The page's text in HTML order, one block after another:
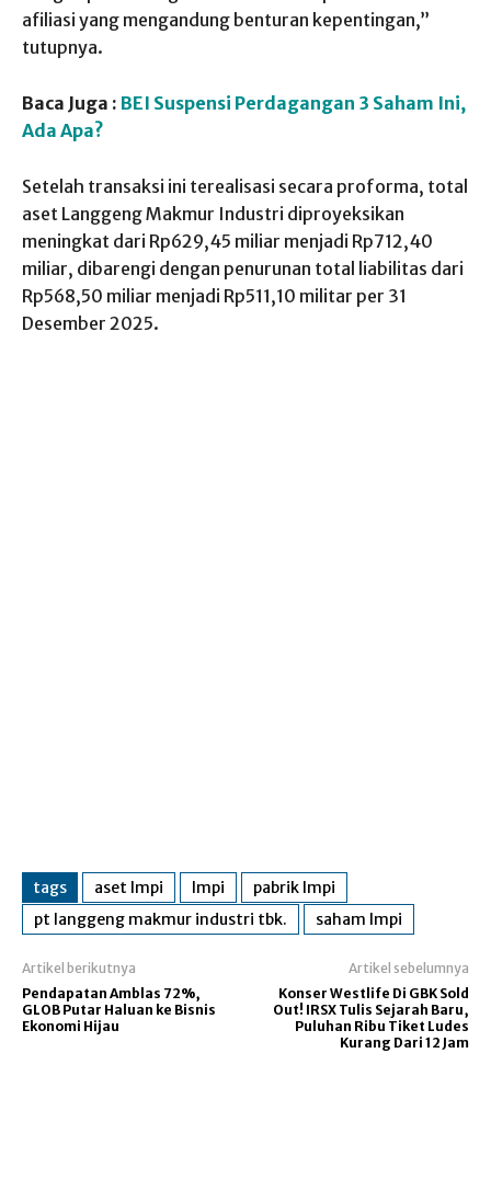
afiliasi yang mengandung benturan kepentingan,”
tutupnya.
Baca Juga : BEI Suspensi Perdagangan 3 Saham Ini,
Ada Apa?
Setelah transaksi ini terealisasi secara proforma, total
aset Langgeng Makmur Industri diproyeksikan
meningkat dari Rp629,45 miliar menjadi Rp712,40
miliar, dibarengi dengan penurunan total liabilitas dari
Rp568,50 miliar menjadi Rp511,10 militar per 31
Desember 2025.
tags aset lmpi lmpi
pabrik lmpi
pt langgeng makmur industri tbk.
saham lmpi
Artikel berikutnya
Pendapatan Amblas 72%,
GLOB Putar Haluan ke Bisnis
Ekonomi Hijau
Artikel sebelumnya
Konser Westlife Di GBK Sold
Out! IRSX Tulis Sejarah Baru,
Puluhan Ribu Tiket Ludes
Kurang Dari 12 Jam